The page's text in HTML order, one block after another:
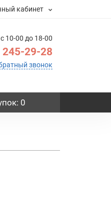
кабинет
10-00 до 18-00
245-29-28
звонок
: 0